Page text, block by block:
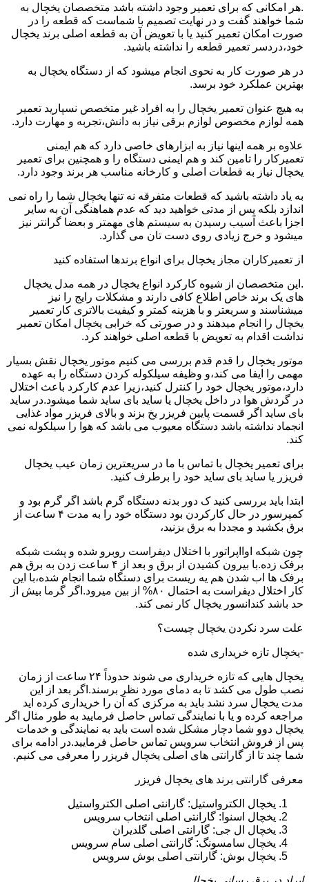
.هر امکانی که برای تعمیر وجود داشته باشد متخصصان یخچال به
شما خواهند گفت و در نهایت تصمیم با شماست که قطعه را در
صورت امکان تعمیر کنید یا با تعویض آن به قطعه اصلی برند یخچال
خود،دردسر تعمیر قطعه را نداشته باشید.
در هر صورت کار به نحوی انجام میشود که از دستگاه یخچال به
بهترین عملکرد خود برسد.
به هیچ عنوان تعمیر یخچال را به افراد غیر متخصص نسپارید تعمیر
همه لوازم مخصوص لوازم برقی نیاز به دانش،تجربه و مهارت دارد.
علاوه بر همه اینها نیاز به ابزارهای خاصی دارد که هم ایمنی
تعمیرکار را تامین کند و هم ایمنی دستگاه را و همچنین برای تعمیر
یخچال نیاز به قطعات اصلی و کارخانه مناسب هر برند وجود دارد.
به یاد داشته باشید که قطعات متفرقه نه تنها یخچال شما را راه نمی
اندازد بلکه پس از مدتی خواهید دید که عدم هماهنگی آن به سایر
اجزا باعث آسیب رسیدن به سیستم های مهمتر و بعضا گرانتر نیز
میشود و خرج زیادی روی دست تان می گذارد.
از تعمیرکاران مجاز یخچال برای انواع برندها استفاده کنید
.این متخصصان از شیوه کارکرد انواع یخچال در همه مدل یخچال
های یک برند خاص اطلاع کافی دارند و مشکلات رایج را نیز
میشناسند و سریعتر و با هزینه کمتر و کیفیت بالاتری کار تعمیر
یخچال را انجام میدهند و در صورتی که خرابی یخچال امکان تعمیر
نداشت اقدام به تعویض با قطعه اصلی خواهند کرد.
موتور یخچال را قدم قدم بررسی می کنیم موتور یخچال نقش بسیار
مهمی را ایفا می کند،و وظیفه سیلکوله کردن دستگاه را به عهده
دارد،موتور یخچال خود را کنترل کنید،زیرا عدم کارکرد باعث اختلال
در گردش هوا در داخل یخچال یا ساید بای ساید شما میشود.در ساید
بای ساید اگر قسمت پایین فریزر یخ بزند و بالای فریزر مواد غذایی
انجماد نداشته باشد دستگاه معیوب می باشد که هوا را سیلکوله نمی
کند.
برای تعمیر یخچال با تماس با ما در سریعترین زمان عیب یخچال
فریزر یا ساید بای ساید خود را برطرف کنید.
ابتدا باید بررسی کنید ک دور بدنه دستگاه گرم باشد اگر گرم بود و
کمپرسور در حال کارکردن بود دستگاه خود را به مدت ۴ ساعت از
برق بکشید و مجددا به برق بزنید،
چون شبکه اوااپراتور با اختلال دیفراست روبرو شده و پشت شبکه
برفک زده.با بیرون کشیدن از برق و بعد از ۴ ساعت زدن به برق هم
برفک ها اب شدن هم یه ریست برای دستگاه شما انجام شده،با این
کار اختلال دیفراست به احتمال ۸۰% از بین میرود.اگر گرما بیش از
حد باشد کندانسور یخچال کار نمی کند.
علت سرد نکردن یخچال چیست؟
-یخچال تازه خریداری شده
یخچال هایی که تازه خریداری می شوند حدوداً ۲۴ ساعت از زمان
نصب طول می کشد تا به دمای مورد نظر برسند.اگر بعد از این
مدت یخچال سرد نشد باید به مرکزی که آن را خریداری کرده اید
مراجعه کرده و یا با نمایندگی تماس حاصل فرمایید به طور مثال اگر
یخچال دوو شما دچار مشکل شده است باید به نمایندگی و خدمات
پس از فروش انتخاب سرویس تماس حاصل فرمایید.در ادامه برای
شما چند تا از گارانتی های اصلی یخچال فریزر را معرفی می کنیم.
معرفی گارانتی برند های یخچال فریزر
یخچال الکترواستیل: گارانتی اصلی الکترواستیل
یخچال اسنوا: گارانتی اصلی انتخاب سرویس
یخچال ال جی: گارانتی اصلی گلدیران
یخچال سامسونگ: گارانتی اصلی سام سرویس
یخچال بوش: گارانتی اصلی بوش سرویس